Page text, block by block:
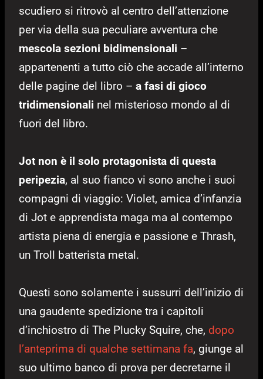
scudiero si ritrovò al centro dell’attenzione
per via della sua peculiare avventura che
mescola sezioni bidimensionali –
appartenenti a tutto ciò che accade all’interno
delle pagine del libro – a fasi di gioco
tridimensionali nel misterioso mondo al di
fuori del libro.
Jot non è il solo protagonista di questa
peripezia, al suo fianco vi sono anche i suoi
compagni di viaggio: Violet, amica d’infanzia
di Jot e apprendista maga ma al contempo
artista piena di energia e passione e Thrash,
un Troll batterista metal.
Questi sono solamente i sussurri dell’inizio di
una gaudente spedizione tra i capitoli
d’inchiostro di The Plucky Squire, che, dopo
l’anteprima di qualche settimana fa, giunge al
suo ultimo banco di prova per decretarne il